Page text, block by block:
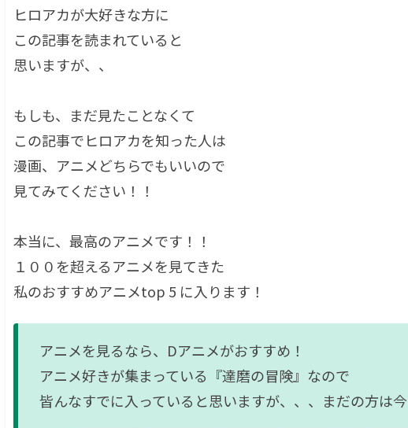
ヒロアカが大好きな方に
この記事を読まれていると
思いますが、、
もしも、まだ見たことなくて
この記事でヒロアカを知った人は
漫画、アニメどちらでもいいので
見てみてください！！
本当に、最高のアニメです！！
１００を超えるアニメを見てきた
私のおすすめアニメtop 5 に入ります！
アニメを見るなら、Dアニメがおすすめ！
アニメ好きが集まっている『達磨の冒険』なので
皆んなすでに入っていると思いますが、、、まだの方は